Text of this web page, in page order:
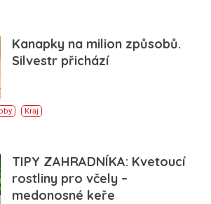
Kanapky na milion způsobů.
Silvestr přichází
Kraj
TIPY ZAHRADNÍKA: Kvetoucí
rostliny pro včely –
medonosné keře